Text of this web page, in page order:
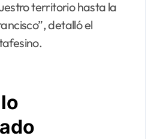
territorio hasta la
detalló el